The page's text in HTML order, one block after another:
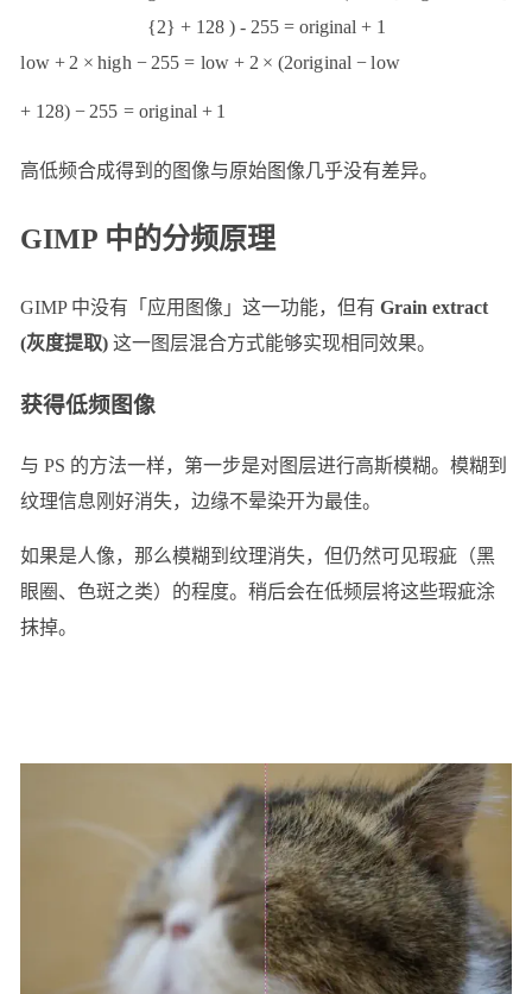
{2} + 128 ) - 255 = original + 1
low + 2 × high − 255 = low + 2 × (2original − low
+ 128) − 255 = original + 1
高低频合成得到的图像与原始图像几乎没有差异。
GIMP 中的分频原理
GIMP 中没有「应用图像」这一功能，但有Grain extract
(灰度提取) 这一图层混合方式能够实现相同效果。
获得低频图像
与 PS 的方法一样，第一步是对图层进行高斯模糊。模糊到
纹理信息刚好消失，边缘不晕染开为最佳。
如果是人像，那么模糊到纹理消失，但仍然可见瑕疵（黑
眼圈、色斑之类）的程度。稍后会在低频层将这些瑕疵涂
抹掉。